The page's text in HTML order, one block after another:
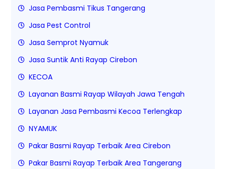
Jasa Pembasmi Tikus Tangerang
Jasa Pest Control
Jasa Semprot Nyamuk
Jasa Suntik Anti Rayap Cirebon
KECOA
Layanan Basmi Rayap Wilayah Jawa Tengah
Layanan Jasa Pembasmi Kecoa Terlengkap
NYAMUK
Pakar Basmi Rayap Terbaik Area Cirebon
Pakar Basmi Rayap Terbaik Area Tangerang